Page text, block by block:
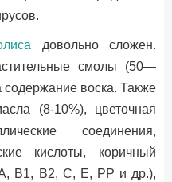
довольно сложен.
смолы (50—
воска. Также
(8-10%), цветочная
соединения,
кислоты, коричный
В1, В2, С, Е, РР и др.),